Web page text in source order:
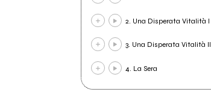
2. Una Disperata Vitalità I
3. Una Disperata Vitalità II
4. La Sera